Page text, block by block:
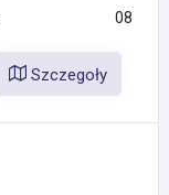
08:00
Szczegoły